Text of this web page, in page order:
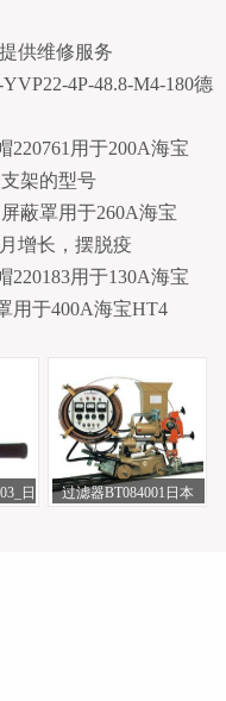
供维修服务
4P-48.8-M4-180德
220761用于200A海宝
架的型号
蔽罩用于260A海宝
增长，摆脱疫
220183用于130A海宝
用于400A海宝HT4
日
过滤器BT084001日本